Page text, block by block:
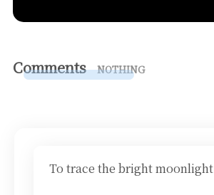
Comments NOTHING
To trace the bright moonlight